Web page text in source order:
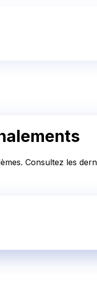
Consultez les